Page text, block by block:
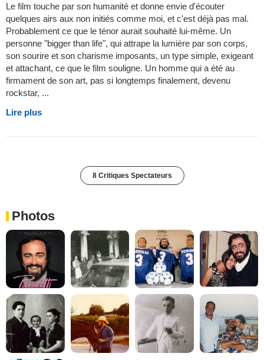
Le film touche par son humanité et donne envie d'écouter
quelques airs aux non initiés comme moi, et c'est déjà pas mal.
Probablement ce que le ténor aurait souhaité lui-même. Un
personne "bigger than life", qui attrape la lumière par son corps,
son sourire et son charisme imposants, un type simple, exigeant
et attachant, ce que le film souligne. Un homme qui a été au
firmament de son art, pas si longtemps finalement, devenu
rockstar, ...
Lire plus
8 Critiques Spectateurs
Photos